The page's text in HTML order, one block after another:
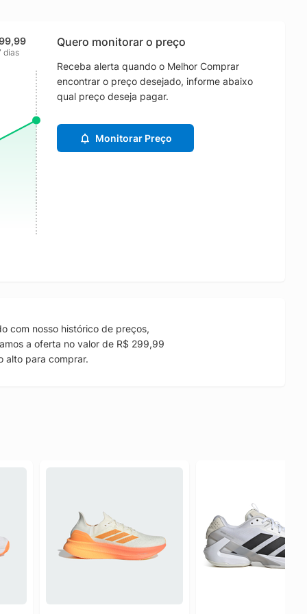
dias
Quero monitorar o preço
Receba alerta quando o Melhor Comprar
encontrar o preço desejado, informe abaixo
qual preço deseja pagar.
Monitorar Preço
com nosso histórico de preços,
a oferta no valor de R$ 299,99
alto para comprar.